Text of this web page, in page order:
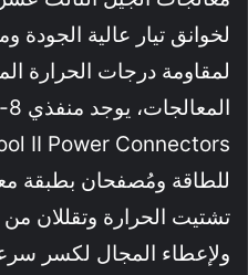
لخوانق تيار عالية
لمقاومة درجات الحرارة
للطاقة ومُصفحان بطبقة
تشتيت الحرارة وتقللان من
ولإعطاء المجال لكسر